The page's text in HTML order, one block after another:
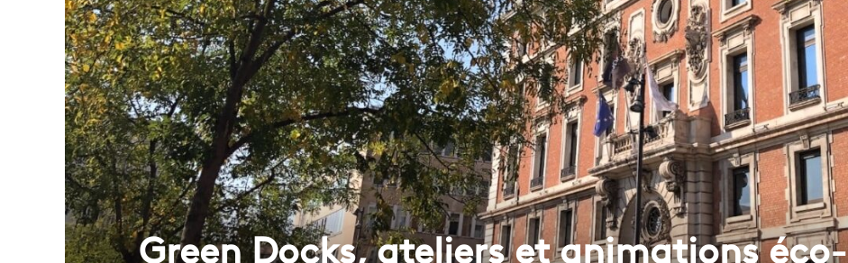
Green Docks, ateliers et animations éco-